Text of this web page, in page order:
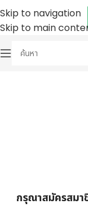
Skip to navigation
Skip to main
กรุณาสมัครสมา